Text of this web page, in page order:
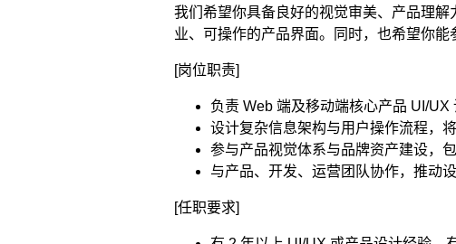
我们希望你具备良好的视觉审美、产品理
业、可操作的产品界面。同时，也希望你
[岗位职责]
负责 Web 端及移动端核心产品 UI/
设计复杂信息架构与用户操作流程，
参与产品视觉体系与品牌资产建设，
与产品、开发、运营团队协作，推动
[任职要求]